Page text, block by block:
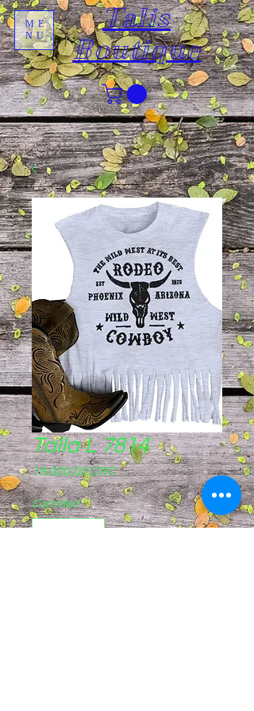
Talis
Boutique
ME
NU
Talla L 7814
19.000,00 CRCPrecio
Cantidad *